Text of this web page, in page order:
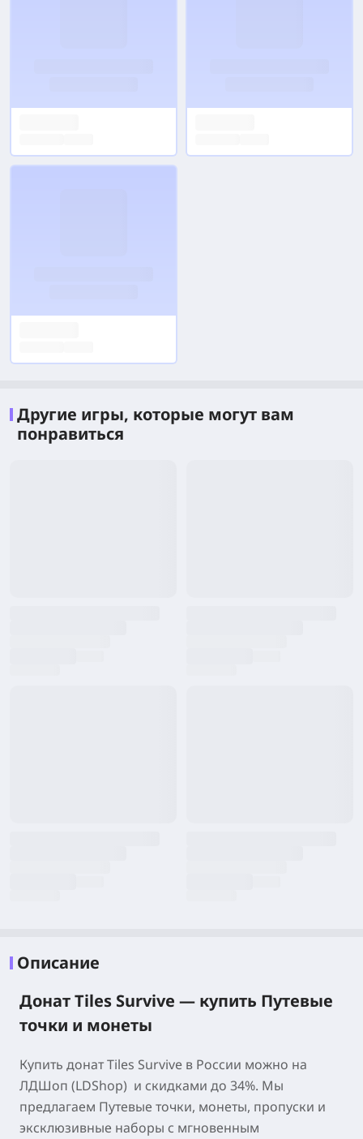
Другие игры, которые могут вам
понравиться
Описание
Донат Tiles Survive — купить Путевые
точки и монеты
Купить донат Tiles Survive в России можно на
ЛДШоп (LDShop) и скидками до 34%. Мы
предлагаем Путевые точки, монеты, пропуски и
эксклюзивные наборы с мгновенным